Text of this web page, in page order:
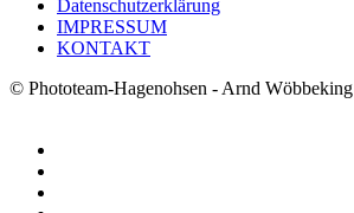
Datenschutzerklärung
IMPRESSUM
KONTAKT
© Phototeam-Hagenohsen - Arnd Wöbbeking